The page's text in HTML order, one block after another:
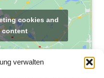
verwalten
cookies and
content